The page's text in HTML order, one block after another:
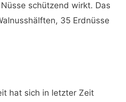
schützend wirkt. Das
35 Erdnüsse
hat sich in letzter Zeit